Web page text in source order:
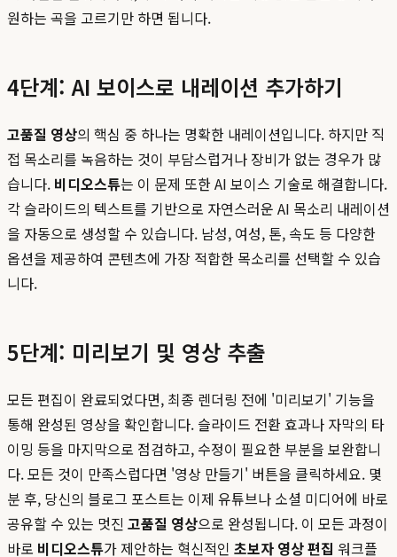
원하는 곡을 고르기만 하면 됩니다.
4단계: AI 보이스로 내레이션 추가하기
고품질 영상의 핵심 중 하나는 명확한 내레이션입니다. 하지만 직
접 목소리를 녹음하는 것이 부담스럽거나 장비가 없는 경우가 많
습니다. 비디오스튜는 이 문제 또한 AI 보이스 기술로 해결합니다.
각 슬라이드의 텍스트를 기반으로 자연스러운 AI 목소리 내레이션
을 자동으로 생성할 수 있습니다. 남성, 여성, 톤, 속도 등 다양한
옵션을 제공하여 콘텐츠에 가장 적합한 목소리를 선택할 수 있습
니다.
5단계: 미리보기 및 영상 추출
모든 편집이 완료되었다면, 최종 렌더링 전에 '미리보기' 기능을
통해 완성된 영상을 확인합니다. 슬라이드 전환 효과나 자막의 타
이밍 등을 마지막으로 점검하고, 수정이 필요한 부분을 보완합니
다. 모든 것이 만족스럽다면 '영상 만들기' 버튼을 클릭하세요. 몇
분 후, 당신의 블로그 포스트는 이제 유튜브나 소셜 미디어에 바로
공유할 수 있는 멋진 고품질 영상으로 완성됩니다. 이 모든 과정이
바로 비디오스튜가 제안하는 혁신적인 초보자 영상 편집 워크플